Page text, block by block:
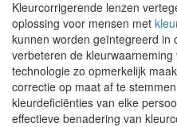
Kleurcorrigerende lenzen
oplossing voor mensen met
kunnen worden geïntegreerd in
verbeteren de
technologie zo opmerkelijk
correctie op maat af te
kleurdeficiënties van elke
effectieve benadering van